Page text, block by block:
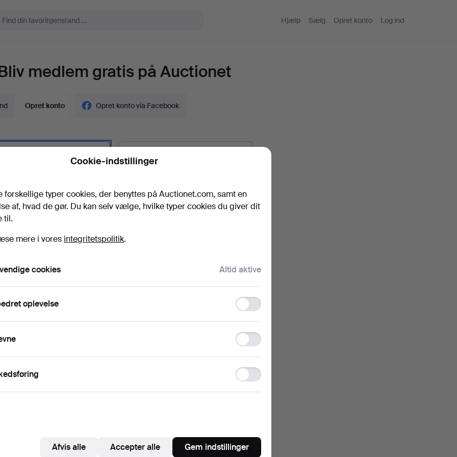
Hjælp Sælg Opret konto Log ind
medlem gratis på Auctionet
Opret konto Opret konto via Facebook
på nyhedsbrev fra Södermanlands Auktionsverk. (frivilligt)
andet auktionskataloger, invitationer til events og nyheder. Hvis du
er over 18 år og godkender
at jeg har læstintegritetspolitikken.
Cookie-indstillinger
forskellige typer cookies, der benyttes på Auctionet.com, samt en
af, hvad de gør. Du kan selv vælge, hvilke typer cookies du giver dit
til.
mere i vores integritetspolitik.
cookies Altid aktive
oplevelse
Functionality
storage
Statistics
storage
Ad
storage
Afvis alle Accepter alle Gem indstillinger